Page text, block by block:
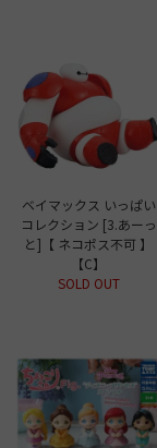
ベイマックス いっぱい
コレクション [3.あーっ
と]【 ネコポス不可 】
【C】
SOLD OUT